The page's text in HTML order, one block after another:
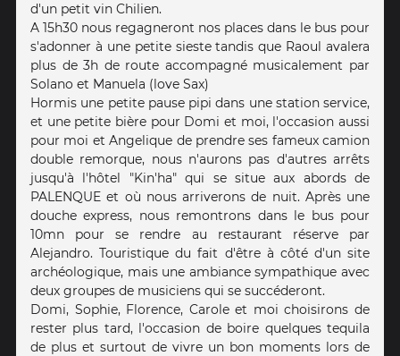
d'un petit vin Chilien.
A 15h30 nous regagneront nos places dans le bus pour
s'adonner à une petite sieste tandis que Raoul avalera
plus de 3h de route accompagné musicalement par
Solano et Manuela (love Sax)
Hormis une petite pause pipi dans une station service,
et une petite bière pour Domi et moi, l'occasion aussi
pour moi et Angelique de prendre ses fameux camion
double remorque, nous n'aurons pas d'autres arrêts
jusqu'à l'hôtel "Kin'ha" qui se situe aux abords de
PALENQUE et où nous arriverons de nuit. Après une
douche express, nous remontrons dans le bus pour
10mn pour se rendre au restaurant réserve par
Alejandro. Touristique du fait d'être à côté d'un site
archéologique, mais une ambiance sympathique avec
deux groupes de musiciens qui se succéderont.
Domi, Sophie, Florence, Carole et moi choisirons de
rester plus tard, l'occasion de boire quelques tequila
de plus et surtout de vivre un bon moments lors de